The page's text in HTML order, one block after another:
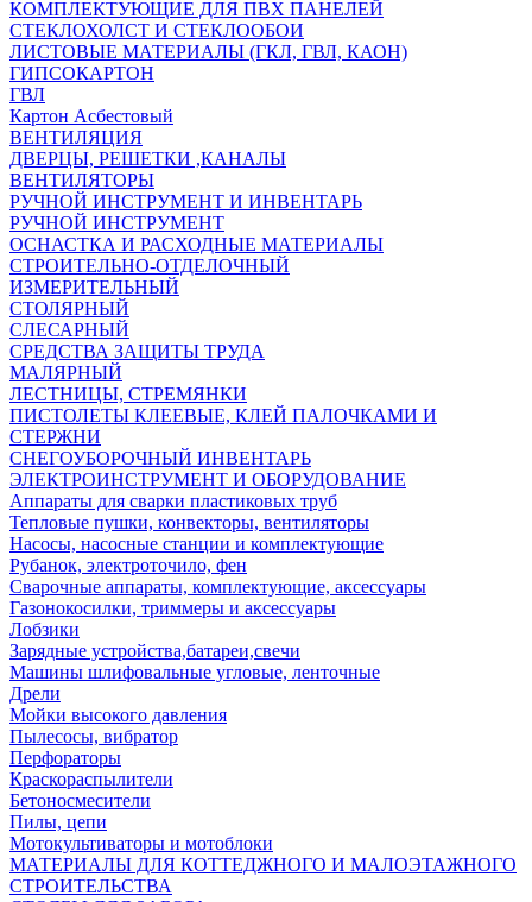
КОМПЛЕКТУЮЩИЕ ДЛЯ ПВХ ПАНЕЛЕЙ
СТЕКЛОХОЛСТ И СТЕКЛООБОИ
ЛИСТОВЫЕ МАТЕРИАЛЫ (ГКЛ, ГВЛ, КАОН)
ГИПСОКАРТОН
ГВЛ
Картон Асбестовый
ВЕНТИЛЯЦИЯ
ДВЕРЦЫ, РЕШЕТКИ ,КАНАЛЫ
ВЕНТИЛЯТОРЫ
РУЧНОЙ ИНСТРУМЕНТ И ИНВЕНТАРЬ
РУЧНОЙ ИНСТРУМЕНТ
ОСНАСТКА И РАСХОДНЫЕ МАТЕРИАЛЫ
СТРОИТЕЛЬНО-ОТДЕЛОЧНЫЙ
ИЗМЕРИТЕЛЬНЫЙ
СТОЛЯРНЫЙ
СЛЕСАРНЫЙ
СРЕДСТВА ЗАЩИТЫ ТРУДА
МАЛЯРНЫЙ
ЛЕСТНИЦЫ, СТРЕМЯНКИ
ПИСТОЛЕТЫ КЛЕЕВЫЕ, КЛЕЙ ПАЛОЧКАМИ И
СТЕРЖНИ
СНЕГОУБОРОЧНЫЙ ИНВЕНТАРЬ
ЭЛЕКТРОИНСТРУМЕНТ И ОБОРУДОВАНИЕ
Аппараты для сварки пластиковых труб
Тепловые пушки, конвекторы, вентиляторы
Насосы, насосные станции и комплектующие
Рубанок, электроточило, фен
Сварочные аппараты, комплектующие, аксессуары
Газонокосилки, триммеры и аксессуары
Лобзики
Зарядные устройства,батареи,свечи
Машины шлифовальные угловые, ленточные
Дрели
Мойки высокого давления
Пылесосы, вибратор
Перфораторы
Краскораспылители
Бетоносмесители
Пилы, цепи
Мотокультиваторы и мотоблоки
МАТЕРИАЛЫ ДЛЯ КОТТЕДЖНОГО И МАЛОЭТАЖНОГО
СТРОИТЕЛЬСТВА